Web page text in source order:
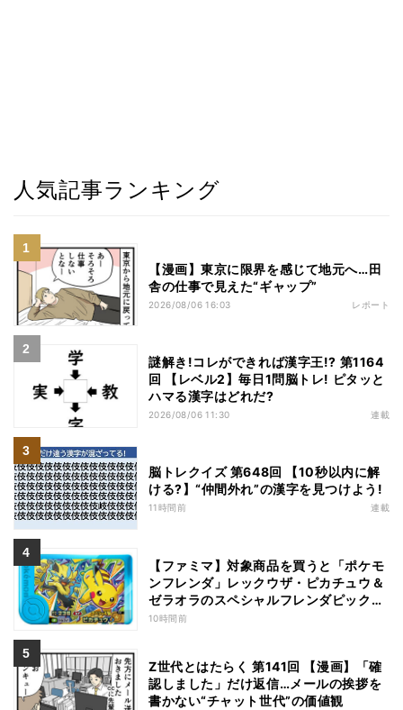
人気記事ランキング
【漫画】東京に限界を感じて地元へ…田
舎の仕事で見えた“ギャップ”
2026/08/06 16:03 レポート
謎解き!コレができれば漢字王!? 第1164
回 【レベル2】毎日1問脳トレ! ピタッと
ハマる漢字はどれだ?
2026/08/06 11:30 連載
脳トレクイズ 第648回 【10秒以内に解
ける?】“仲間外れ”の漢字を見つけよう!
11時間前 連載
【ファミマ】対象商品を買うと「ポケモ
ンフレンダ」レックウザ・ピカチュウ＆
ゼラオラのスペシャルフレンダピックが
もらえるキャンペーン
10時間前
Z世代とはたらく 第141回 【漫画】「確
認しました」だけ返信…メールの挨拶を
書かない“チャット世代”の価値観